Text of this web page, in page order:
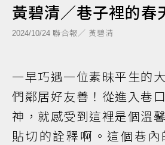
黃碧清／巷子裡的春
2024/10/24 聯合報／ 黃碧清
一早巧遇一位素昧平生的
們鄰居好友善！從進入巷
神，就感受到這裡是個溫
貼切的詮釋啊。這個巷